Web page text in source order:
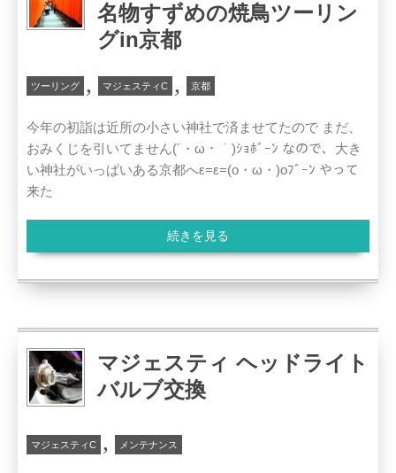
名物すずめの焼鳥ツーリン
グin京都
ツーリング , マジェスティC , 京都
今年の初詣は近所の小さい神社で済ませてたので まだ、
おみくじを引いてません(´・ω・｀)ｼｮﾎﾞｰﾝ なので、大き
い神社がいっぱいある京都へε=ε=(o・ω・)oﾌﾞｰﾝ やって
来た
続きを見る
マジェスティ ヘッドライト
バルブ交換
マジェスティC , メンテナンス